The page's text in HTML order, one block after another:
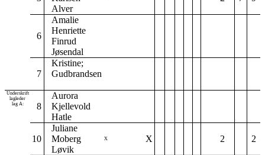
Alver
6
Amalie
Henriette
Finrud
Jøsendal
7
Kristine;
Gudbrandsen
Underskrift
lagleder
lag A:
8
Aurora
Kjellevold
Hatle
10
Juliane
Moberg
Løvik
X X 2 2